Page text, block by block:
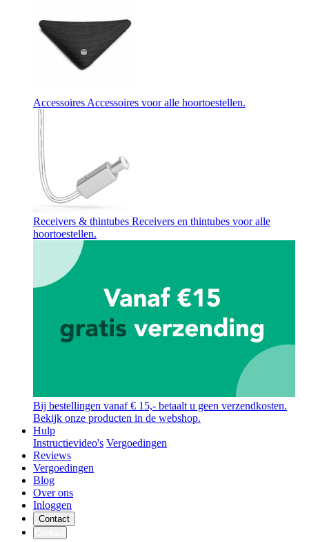
AccessoiresAccessoires voor alle hoortoestellen.
Receivers & thintubes Receivers en thintubes voor alle
hoortoestellen.
Bij bestellingen vanaf € 15,- betaalt u geen verzendkosten.
Bekijk onze producten in de webshop.
Hulp
Instructievideo's Vergoedingen
Reviews
Vergoedingen
Blog
Over ons
Inloggen
Contact